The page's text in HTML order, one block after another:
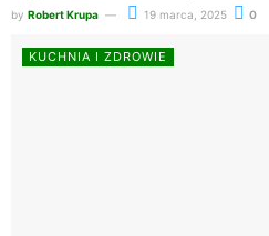
by Robert Krupa 19 marca, 2025 0
KUCHNIA I ZDROWIE